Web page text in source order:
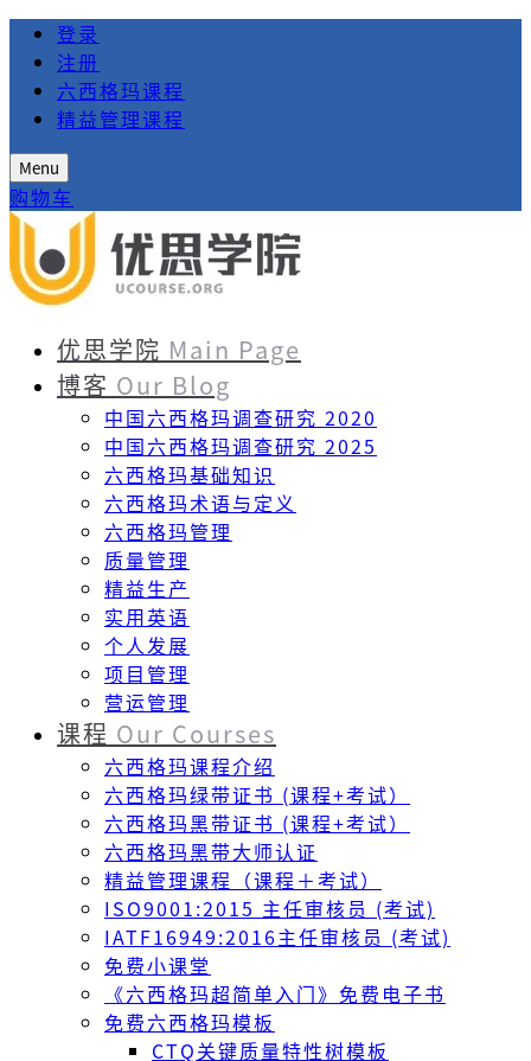
登录
注册
六西格玛课程
精益管理课程
Menu
购物车
优思学院 Main Page
博客 Our Blog
中国六西格玛调查研究 2020
中国六西格玛调查研究 2025
六西格玛基础知识
六西格玛术语与定义
六西格玛管理
质量管理
精益生产
实用英语
个人发展
项目管理
营运管理
课程 Our Courses
六西格玛课程介绍
六西格玛绿带证书 (课程+考试）
六西格玛黑带证书 (课程+考试）
六西格玛黑带大师认证
精益管理课程（课程＋考试）
ISO9001:2015 主任审核员 (考试)
IATF16949:2016主任审核员 (考试)
免费小课堂
《六西格玛超简单入门》免费电子书
免费六西格玛模板
CTQ关键质量特性树模板